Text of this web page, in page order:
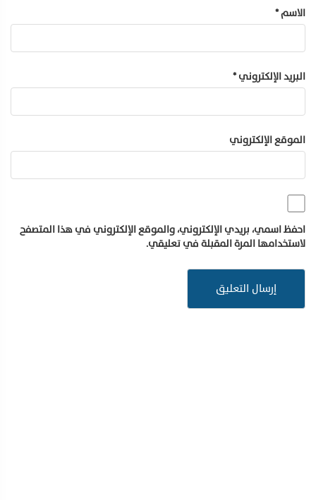
الاسم*
البريد الإلكتروني*
الموقع الإلكتروني
احفظ اسمي، بريدي الإلكتروني، والموقع الإلكتروني في هذا المتصفح
لاستخدامها المرة المقبلة في تعليقي.